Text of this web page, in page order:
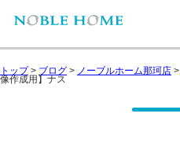
トップ> ブログ > ノーブルホーム那珂店 >
像作成用】ナス